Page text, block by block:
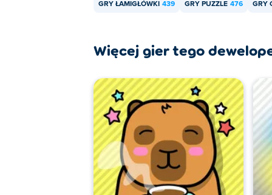
GRY ŁAMIGŁÓWKI 439 GRY PUZZLE 476 GRY
Więcej gier tego